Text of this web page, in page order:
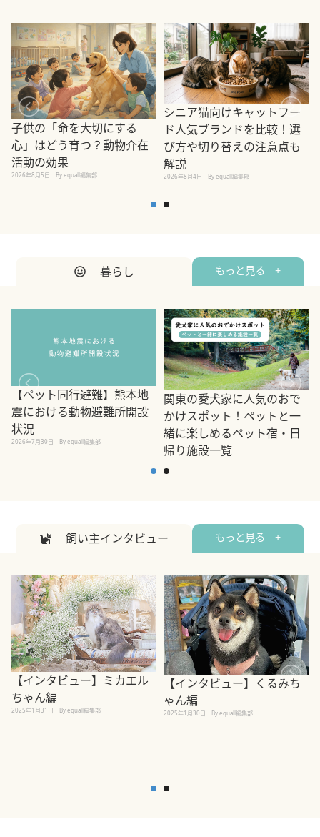
子供の「命を大切にする
心」はどう育つ？動物介在
活動の効果
2026年8月5日 By equall編集部
シニア猫向けキャットフー
ド人気ブランドを比較！選
び方や切り替えの注意点も
解説
2026年8月4日 By equall編集部
暮らし もっと見る +
【ペット同行避難】熊本地
震における動物避難所開設
状況
2026年7月30日 By equall編集部
関東の愛犬家に人気のおで
かけスポット！ペットと一
緒に楽しめるペット宿・日
帰り施設一覧
飼い主インタビュー もっと見る +
【インタビュー】ミカエル
ちゃん編
2025年1月31日 By equall編集部
【インタビュー】くるみち
ゃん編
2025年1月30日 By equall編集部